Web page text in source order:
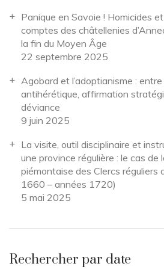
Panique en Savoie ! Homicides
comptes des châtellenies
la fin du Moyen Âge
22 septembre 2025
Agobard et l’adoptianisme :
antihérétique, affirmation
déviance
9 juin 2025
La visite, outil disciplinaire et
une province régulière : le cas
piémontaise des Clercs réguliers
1660 – années 1720)
5 mai 2025
Rechercher par date